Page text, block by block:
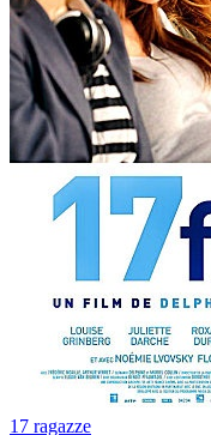
17 ragazze